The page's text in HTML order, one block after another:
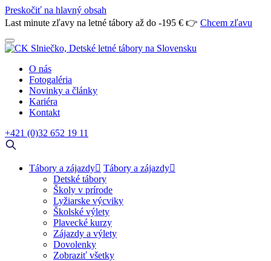
Preskočiť na hlavný obsah
Last minute zľavy na letné tábory až do -195 € 👉 Chcem zľavu
O nás
Fotogaléria
Novinky a články
Kariéra
Kontakt
+421 (0)32 652 19 11
Tábory a zájazdy
Tábory a zájazdy
Detské tábory
Školy v prírode
Lyžiarske výcviky
Školské výlety
Plavecké kurzy
Zájazdy a výlety
Dovolenky
Zobraziť všetky